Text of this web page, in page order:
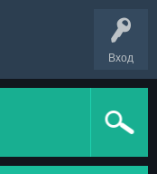
Вход